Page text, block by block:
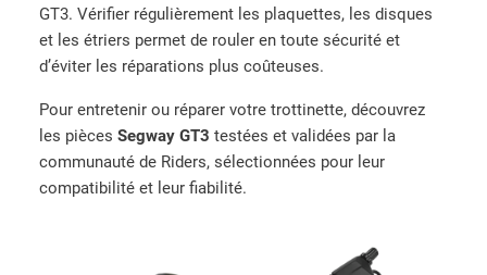
GT3. Vérifier régulièrement les plaquettes, les disques
et les étriers permet de rouler en toute sécurité et
d’éviter les réparations plus coûteuses.
Pour entretenir ou réparer votre trottinette, découvrez
les pièces Segway GT3 testées et validées par la
communauté de Riders, sélectionnées pour leur
compatibilité et leur fiabilité.